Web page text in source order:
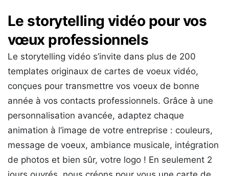
Le storytelling vidéo pour vos
vœux professionnels
Le storytelling vidéo s’invite dans plus de 200
templates originaux de cartes de voeux vidéo,
conçues pour transmettre vos voeux de bonne
année à vos contacts professionnels. Grâce à une
personnalisation avancée, adaptez chaque
animation à l’image de votre entreprise : couleurs,
message de voeux, ambiance musicale, intégration
de photos et bien sûr, votre logo ! En seulement 2